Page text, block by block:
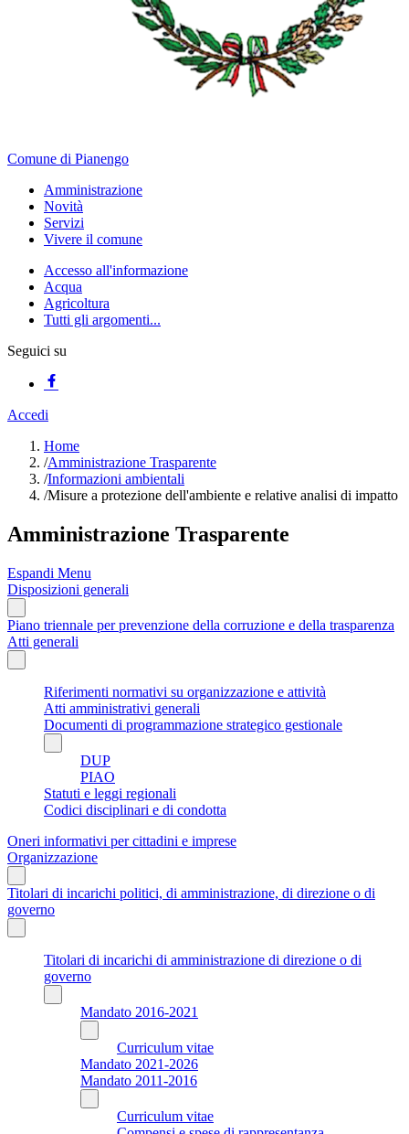
Comune di Pianengo
Amministrazione
Novità
Servizi
Vivere il comune
Accesso all'informazione
Acqua
Agricoltura
Tutti gli argomenti...
Seguici su
Accedi
Home
/Amministrazione Trasparente
/Informazioni ambientali
/Misure a protezione dell'ambiente e relative analisi di impatto
Amministrazione Trasparente
Espandi Menu
Disposizioni generali
Piano triennale per prevenzione della corruzione e della trasparenza
Atti generali
Riferimenti normativi su organizzazione e attività
Atti amministrativi generali
Documenti di programmazione strategico gestionale
DUP
PIAO
Statuti e leggi regionali
Codici disciplinari e di condotta
Oneri informativi per cittadini e imprese
Organizzazione
Titolari di incarichi politici, di amministrazione, di direzione o di
governo
Titolari di incarichi di amministrazione di direzione o di
governo
Mandato 2016-2021
Curriculum vitae
Mandato 2021-2026
Mandato 2011-2016
Curriculum vitae